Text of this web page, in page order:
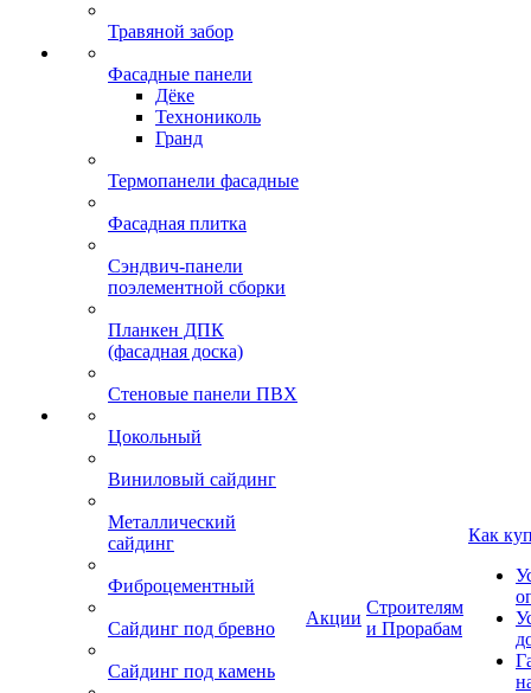
Травяной забор
Фасадные панели
Дёке
Технониколь
Гранд
Термопанели фасадные
Фасадная плитка
Сэндвич-панели
поэлементной сборки
Планкен ДПК
(фасадная доска)
Стеновые панели ПВХ
Цокольный
Виниловый сайдинг
Металлический
сайдинг
Фиброцементный
Сайдинг под бревно
Сайдинг под камень
Акции
Строителям
и Прорабам
Как